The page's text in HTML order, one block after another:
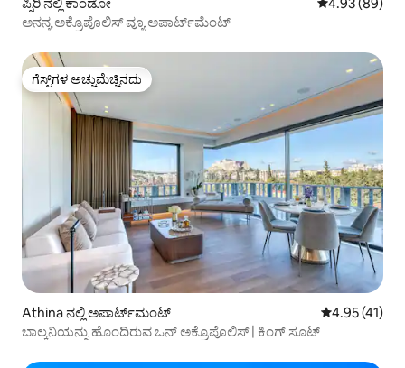
ಪ್ಸಿರಿ ನಲ್ಲಿ ಕಾಂಡೋ 5 ರಲ್ಲಿ 4.93
4.93 (89)
ಅನನ್ಯ ಅಕ್ರೊಪೊಲಿಸ್ ವ್ಯೂ ಅಪಾರ್ಟ್‌ಮೆಂಟ್
ಗೆಸ್ಟ್‌ಗಳ ಅಚ್ಚುಮೆಚ್ಚಿನದು
ಗೆಸ್ಟ್‌ಗಳ ಅಚ್ಚುಮೆಚ್ಚಿನದು
Athina ನಲ್ಲಿ ಅಪಾರ್ಟ್‌ಮಂಟ್ 5 ರಲ್ಲಿ 4.95
4.95 (41)
ಬಾಲ್ಕನಿಯನ್ನು ಹೊಂದಿರುವ ಒನ್ ಅಕ್ರೊಪೊಲಿಸ್ | ಕಿಂಗ್ ಸೂಟ್